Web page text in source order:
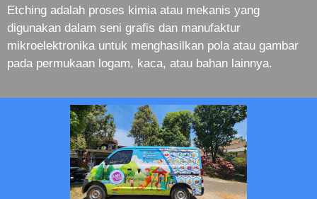
Etching adalah proses kimia atau mekanis yang
digunakan dalam seni grafis dan manufaktur
mikroelektronika untuk menghasilkan pola atau gambar
pada permukaan logam, kaca, atau bahan lainnya.